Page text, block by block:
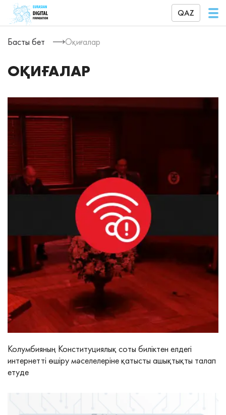
QAZ
Басты бет Оқиғалар
ОҚИҒАЛАР
Колумбияның Конституциялық соты биліктен елдегі
интернетті өшіру мәселелеріне қатысты ашықтықты талап
етуде